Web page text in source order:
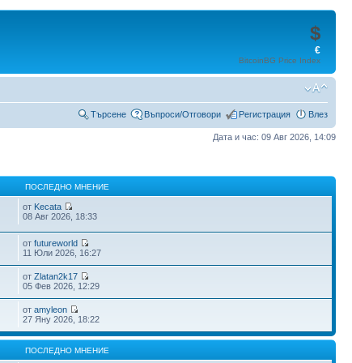
$
€
BitcoinBG Price Index
Търсене Въпроси/Отговори Регистрация Влез
Дата и час: 09 Авг 2026, 14:09
ПОСЛЕДНО МНЕНИЕ
от Kecata
08 Авг 2026, 18:33
отfutureworld
11 Юли 2026, 16:27
отZlatan2k17
05 Фев 2026, 12:29
отamyleon
27 Яну 2026, 18:22
ПОСЛЕДНО МНЕНИЕ